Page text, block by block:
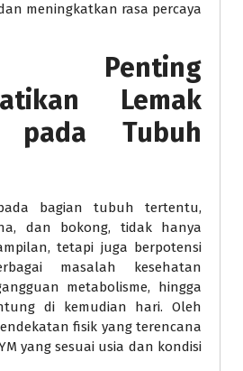
meningkatkan rasa percaya
Penting
Lemak
pada Tubuh
bagian tubuh tertentu,
dan bokong, tidak hanya
tetapi juga berpotensi
masalah kesehatan
metabolisme, hingga
di kemudian hari. Oleh
fisik yang terencana
yang sesuai usia dan kondisi